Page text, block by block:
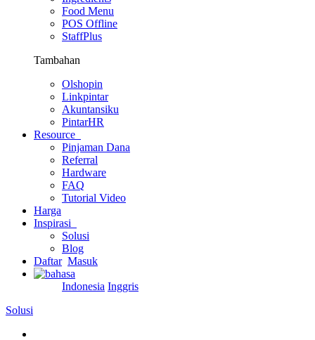
Food Menu
POS Offline
StaffPlus
Tambahan
Olshopin
Linkpintar
Akuntansiku
PintarHR
Resource
Pinjaman Dana
Referral
Hardware
FAQ
Tutorial Video
Harga
Inspirasi
Solusi
Blog
Daftar Masuk
Indonesia Inggris
Solusi